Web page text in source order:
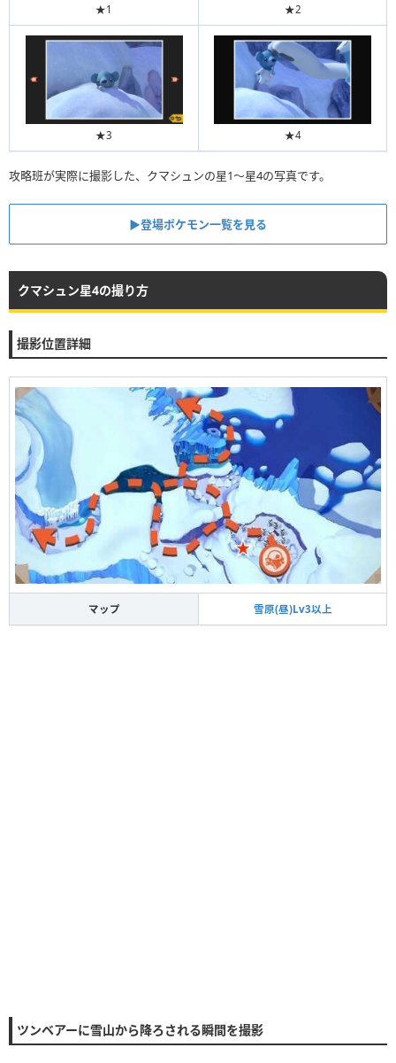
★1 ★2
★3 ★4
攻略班が実際に撮影した、クマシュンの星1〜星4の写真です。
▶︎登場ポケモン一覧を見る
クマシュン星4の撮り方
撮影位置詳細
マップ 雪原(昼)Lv3以上
ツンベアーに雪山から降ろされる瞬間を撮影